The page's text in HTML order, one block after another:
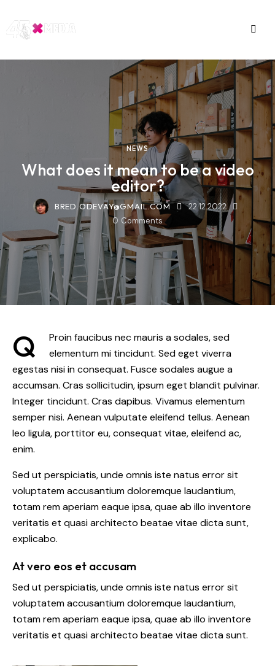
NEWS
What does it mean to be a video
editor?
BRED.ODEVAY@GMAIL.COM
22.12.2022
0 Comments
Q
Proin faucibus nec mauris a sodales, sed
elementum mi tincidunt. Sed eget viverra
egestas nisi in consequat. Fusce sodales augue a
accumsan. Cras sollicitudin, ipsum eget blandit pulvinar.
Integer tincidunt. Cras dapibus. Vivamus elementum
semper nisi. Aenean vulputate eleifend tellus. Aenean
leo ligula, porttitor eu, consequat vitae, eleifend ac,
enim.
Sed ut perspiciatis, unde omnis iste natus error sit
voluptatem accusantium doloremque laudantium,
totam rem aperiam eaque ipsa, quae ab illo inventore
veritatis et quasi architecto beatae vitae dicta sunt,
explicabo.
At vero eos et accusam
Sed ut perspiciatis, unde omnis iste natus error sit
voluptatem accusantium doloremque laudantium,
totam rem aperiam eaque ipsa, quae ab illo inventore
veritatis et quasi architecto beatae vitae dicta sunt.